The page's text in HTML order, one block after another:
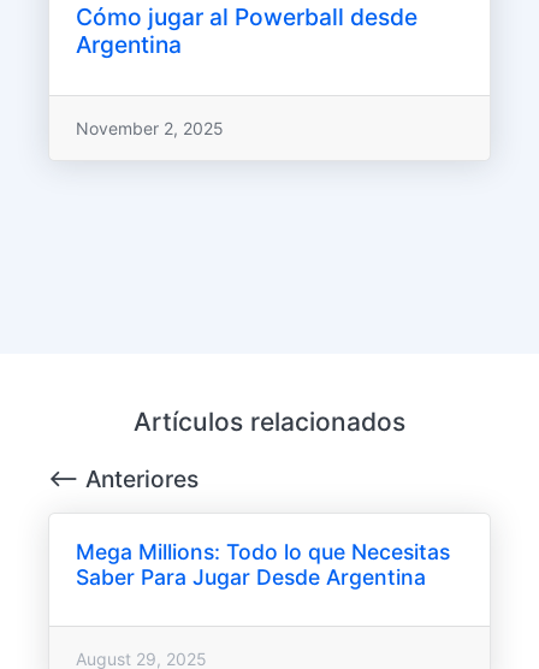
Cómo jugar al Powerball desde
Argentina
November 2, 2025
Artículos relacionados
⟵ Anteriores
Mega Millions: Todo lo que Necesitas
Saber Para Jugar Desde Argentina
August 29, 2025